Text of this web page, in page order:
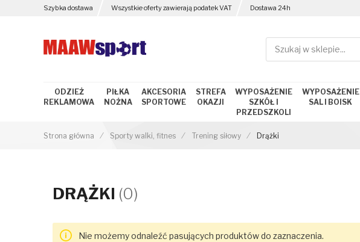
Szybka dostawa Wszystkie oferty zawierają podatek VAT Dostawa 24h
ODZIEŻ
REKLAMOWA
PIŁKA
NOŻNA
AKCESORIA
SPORTOWE
STREFA
OKAZJI
WYPOSAŻENIE
SZKÓŁ I
PRZEDSZKOLI
WYPOSAŻENIE
SAL I BOISK
Strona główna Sporty walki, fitnes Trening siłowy Drążki
DRĄŻKI (0)
Nie możemy odnaleźć pasujących produktów do zaznaczenia.